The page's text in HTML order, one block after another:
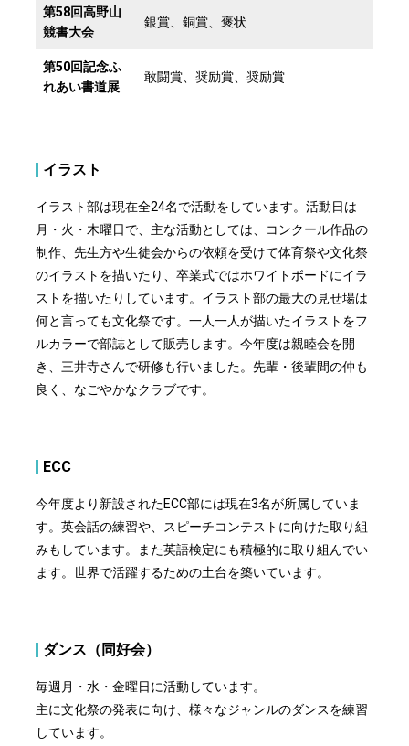
第58回高野山
競書大会
銀賞、銅賞、褒状
第50回記念ふ
れあい書道展
敢闘賞、奨励賞、奨励賞
イラスト
イラスト部は現在全24名で活動をしています。活動日は
月・火・木曜日で、主な活動としては、コンクール作品の
制作、先生方や生徒会からの依頼を受けて体育祭や文化祭
のイラストを描いたり、卒業式ではホワイトボードにイラ
ストを描いたりしています。イラスト部の最大の見せ場は
何と言っても文化祭です。一人一人が描いたイラストをフ
ルカラーで部誌として販売します。今年度は親睦会を開
き、三井寺さんで研修も行いました。先輩・後輩間の仲も
良く、なごやかなクラブです。
ECC
今年度より新設されたECC部には現在3名が所属していま
す。英会話の練習や、スピーチコンテストに向けた取り組
みもしています。また英語検定にも積極的に取り組んでい
ます。世界で活躍するための土台を築いています。
ダンス（同好会）
毎週月・水・金曜日に活動しています。
主に文化祭の発表に向け、様々なジャンルのダンスを練習
しています。